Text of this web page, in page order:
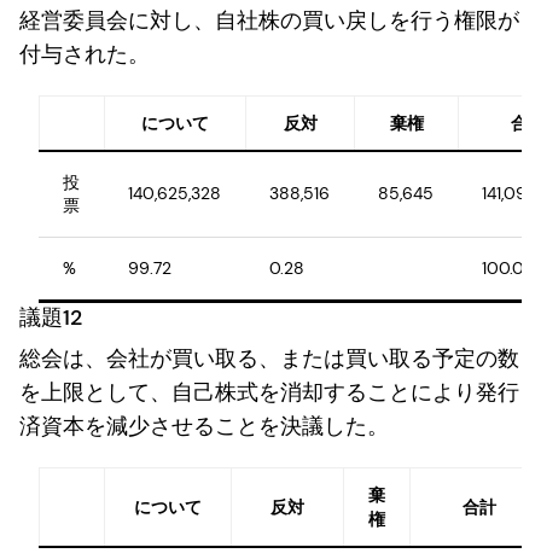
経営委員会に対し、自社株の買い戻しを行う権限が
付与された。
について 反対 棄権 合
投
票
140,625,328 388,516 85,645
% 99.72 0.28 100.00
議題12
総会は、会社が買い取る、または買い取る予定の数
を上限として、自己株式を消却することにより発行
済資本を減少させることを決議した。
について 反対
棄
権
合計